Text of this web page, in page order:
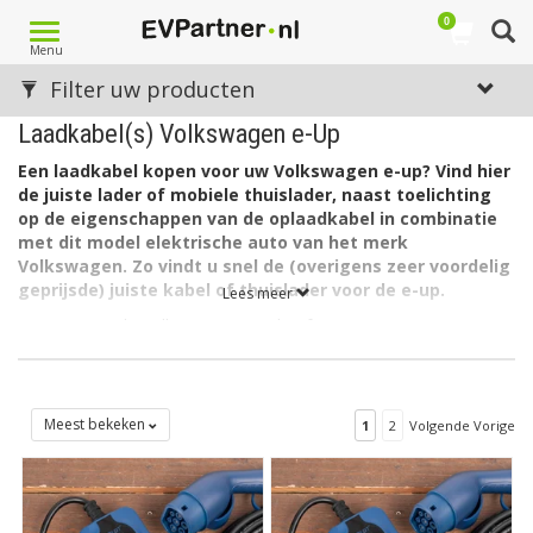
Toggle
navigation
Menu
0
Laadkabel(s) Volkswagen e-Up
Een laadkabel kopen voor uw Volkswagen e-up? Vind hier
de juiste lader of mobiele thuislader, naast toelichting
op de eigenschappen van de oplaadkabel in combinatie
met dit model elektrische auto van het merk
Volkswagen. Zo vindt u snel de (overigens zeer voordelig
geprijsde) juiste kabel of thuislader voor de e-up.
Welk type laadkabel voor de Volkswagen e-up?
De Volkswagen e-up heeft aan autozijde een aansluiting Type 2
en kan laden via 1 fase met 16 ampère. Hiervoor is een EV
laadkabel Type 2, 1 fase, 16A geschikt.
Op zoek naar een oplaadkabel voor een andere
Lees meer
Filter uw producten
Meest bekeken 1 2 Volgende Vorige